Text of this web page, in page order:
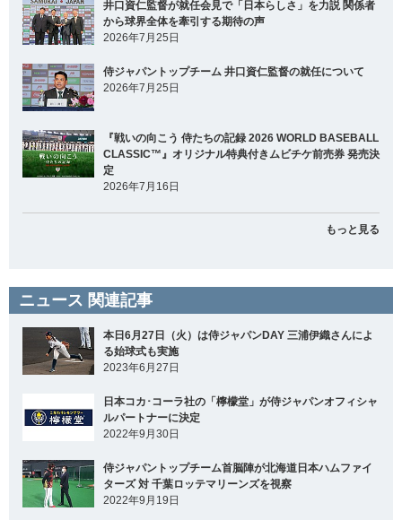
井口資仁監督が就任会見で「日本らしさ」を力説 関係者
から球界全体を牽引する期待の声
2026年7月25日
侍ジャパントップチーム 井口資仁監督の就任について
2026年7月25日
『戦いの向こう 侍たちの記録 2026 WORLD BASEBALL
CLASSIC™』オリジナル特典付きムビチケ前売券 発売決
定
2026年7月16日
もっと見る
ニュース 関連記事
本日6月27日（火）は侍ジャパンDAY 三浦伊織さんによ
る始球式も実施
2023年6月27日
日本コカ･コーラ社の「檸檬堂」が侍ジャパンオフィシャ
ルパートナーに決定
2022年9月30日
侍ジャパントップチーム首脳陣が北海道日本ハムファイ
ターズ 対 千葉ロッテマリーンズを視察
2022年9月19日